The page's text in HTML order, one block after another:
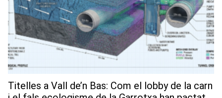
Titelles a Vall de’n Bas: Com el lobby de la carn